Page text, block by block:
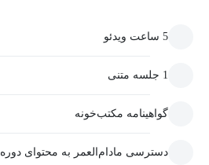
5 ساعت ویدئو
1 جلسه متنی
گواهینامه مکتب‌خونه
دسترسی مادام‌العمر به محتوای دوره